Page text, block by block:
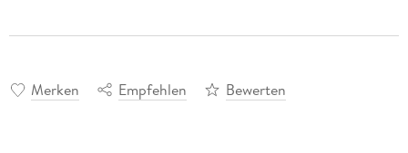
Merken Empfehlen Bewerten